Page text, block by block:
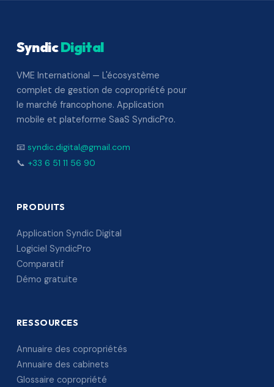
SyndicDigital
VME International — L'écosystème
complet de gestion de copropriété pour
le marché francophone. Application
mobile et plateforme SaaS SyndicPro.
📧 syndic.digital@gmail.com
📞 +33 6 51 11 56 90
PRODUITS
Application Syndic Digital
Logiciel SyndicPro
Comparatif
Démo gratuite
RESSOURCES
Annuaire des copropriétés
Annuaire des cabinets
Glossaire copropriété